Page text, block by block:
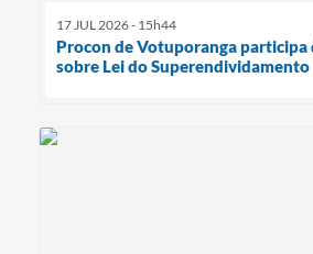
17 JUL 2026 - 15h44
Procon de Votuporanga participa
sobre Lei do Superendividamento